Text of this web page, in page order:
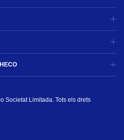
Societat Limitada. Tots els drets